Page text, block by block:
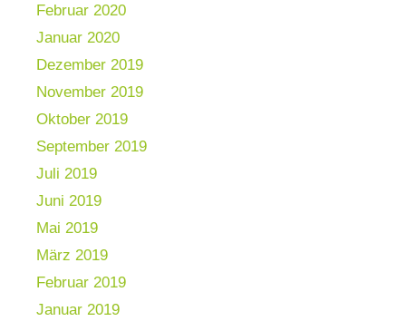
Februar 2020
Januar 2020
Dezember 2019
November 2019
Oktober 2019
September 2019
Juli 2019
Juni 2019
Mai 2019
März 2019
Februar 2019
Januar 2019